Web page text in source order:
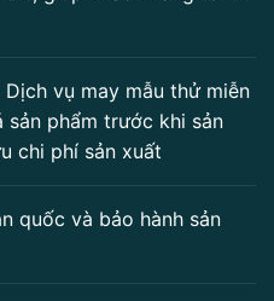
vụ may mẫu thử miễn
sản phẩm trước khi sản
chi phí sản xuất
quốc và bảo hành sản